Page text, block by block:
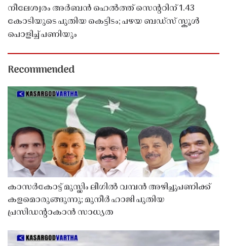
നീലേശ്വരം അർബൻ ഹെൽത്ത് സെൻ്ററിന് 1.43
കോടിയുടെ പുതിയ കെട്ടിടം; പഴയ ബഡ്സ് സ്കൂൾ
പൊളിച്ച് പണിയും
Recommended
കാസർകോട്ട് മുസ്ലിം ലീഗിൽ വമ്പൻ അഴിച്ചുപണിക്ക്
കളമൊരുങ്ങുന്നു; മുനീർ ഹാജി പുതിയ
പ്രസിഡൻ്റാകാൻ സാധ്യത